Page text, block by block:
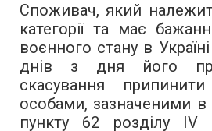
Споживач, який
категорії та має
воєнного стану в
днів з дня його
скасування
особами, зазначеними в
пункту 62 розділу IV